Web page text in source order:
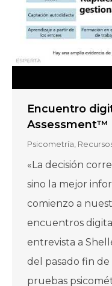
Encuentro
Assessment™
Psicometría,
«La decisión
sino la mejor
comienzo a
encuentros
entrevista a
del pasado fin de
pruebas